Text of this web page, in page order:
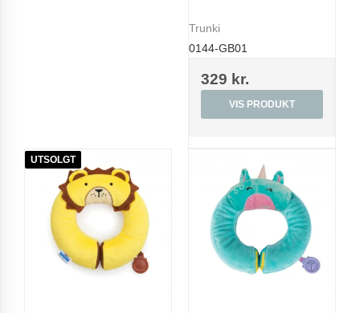
Trunki
0144-GB01
329 kr.
VIS PRODUKT
UTSOLGT